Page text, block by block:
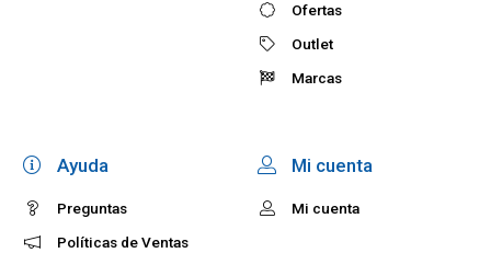
Ofertas
Outlet
Marcas
Ayuda
Preguntas
Políticas de Ventas
Mi cuenta
Mi cuenta